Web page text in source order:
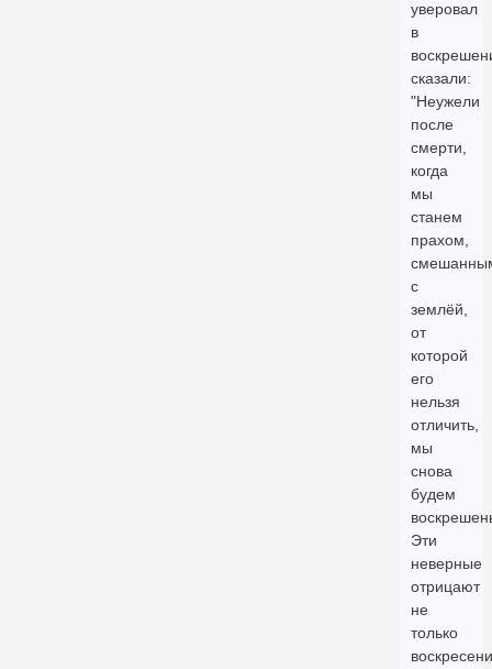
уверовал
в
сказали:
"Неужели
после
смерти,
когда
мы
станем
прахом,
с
землёй,
от
которой
его
нельзя
отличить,
мы
снова
будем
Эти
неверные
отрицают
не
только